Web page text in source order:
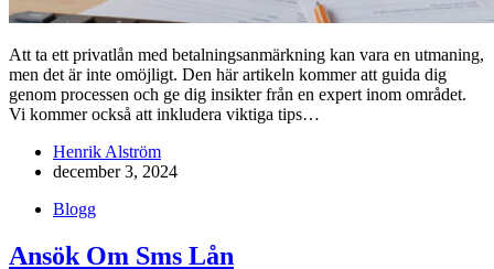
Att ta ett privatlån med betalningsanmärkning kan vara en utmaning,
men det är inte omöjligt. Den här artikeln kommer att guida dig
genom processen och ge dig insikter från en expert inom området.
Vi kommer också att inkludera viktiga tips…
Henrik Alström
december 3, 2024
Blogg
Ansök Om Sms Lån